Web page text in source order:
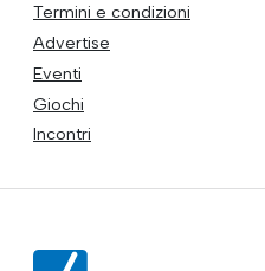
Termini e condizioni
Advertise
Eventi
Giochi
Incontri